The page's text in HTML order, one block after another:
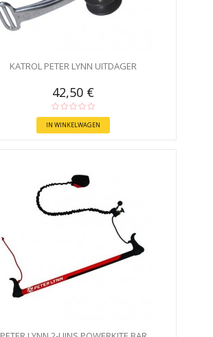
KATROL PETER LYNN UITDAGER
42,50 €
IN WINKELWAGEN